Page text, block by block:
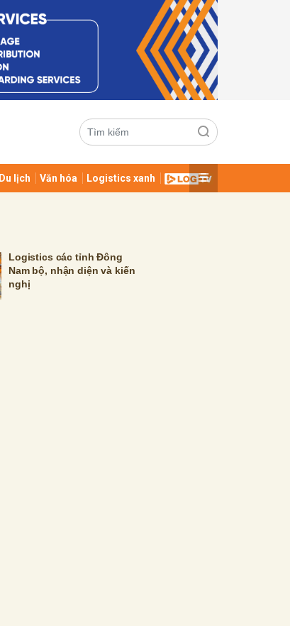
Du lịch Văn hóa Logistics xanh
Logistics các tỉnh Đông
Nam bộ, nhận diện và kiến
nghị